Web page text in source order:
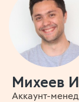
Михеев
Аккаунт-